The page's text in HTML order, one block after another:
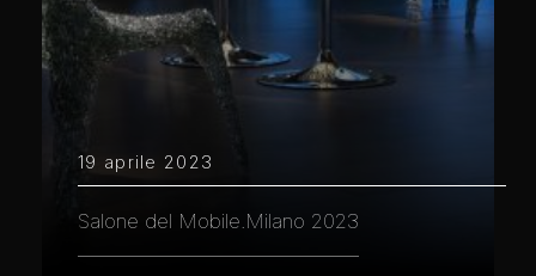
19 aprile 2023
Salone del Mobile.Milano 2023